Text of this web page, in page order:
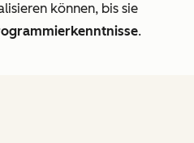
können, bis sie
.